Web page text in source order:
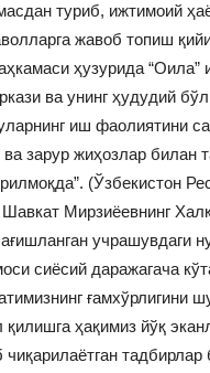
туриб, ижтимоий
жавоб топиш
ҳузурида “Оила”
ва унинг ҳудудий
иш фаолиятини
зарур жиҳозлар билан
(Ўзбекистон
Мирзиёевнинг
учрашувдаги
сиёсий даражагача
ғамхўрлигини
қилишга ҳақимиз йўқ
тадбирлар